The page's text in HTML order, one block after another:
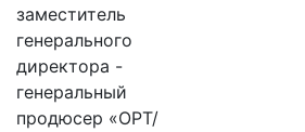
заместитель
генерального
директора -
генеральный
продюсер «ОРТ/